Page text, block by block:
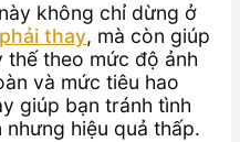
không chỉ dừng ở
thay, mà còn giúp
thế theo mức độ ảnh
và mức tiêu hao
giúp bạn tránh tình
hiệu quả thấp.